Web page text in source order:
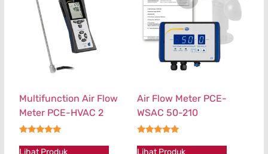
Multifunction Air Flow
Meter PCE-HVAC 2
Lihat Produk
Air Flow Meter PCE-
WSAC 50-210
Lihat Produk